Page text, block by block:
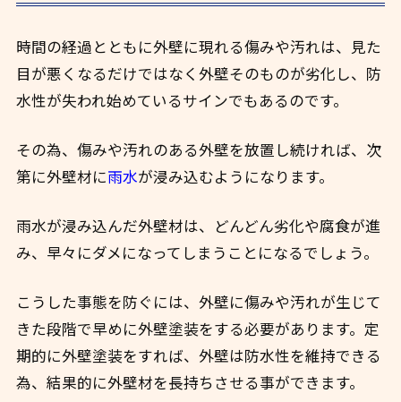
時間の経過とともに外壁に現れる傷みや汚れは、見た
目が悪くなるだけではなく外壁そのものが劣化し、防
水性が失われ始めているサインでもあるのです。
その為、傷みや汚れのある外壁を放置し続ければ、次
第に外壁材に雨水が浸み込むようになります。
雨水が浸み込んだ外壁材は、どんどん劣化や腐食が進
み、早々にダメになってしまうことになるでしょう。
こうした事態を防ぐには、外壁に傷みや汚れが生じて
きた段階で早めに外壁塗装をする必要があります。 定
期的に外壁塗装をすれば、外壁は防水性を維持できる
為、結果的に外壁材を長持ちさせる事ができます。